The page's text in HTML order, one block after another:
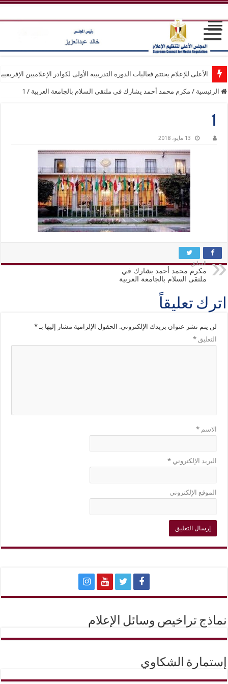
الأعلى للإعلام يختتم فعاليات الدورة التدريبية الأولى لكوادر الإعلاميين
الرئيسية / مكرم محمد أحمد يشارك في ملتقى السلام بالجامعة العربية /
1
1
13 مايو، 2018
السابق
مكرم محمد أحمد يشارك في
ملتقى السلام بالجامعة العربية
اترك تعليقاً
لن يتم نشر عنوان بريدك الإلكتروني. الحقول الإلزامية مشار إليها بـ*
التعليق*
الاسم*
البريد الإلكتروني*
الموقع الإلكتروني
نماذج تراخيص وسائل الإعلام
إستمارة الشكاوي